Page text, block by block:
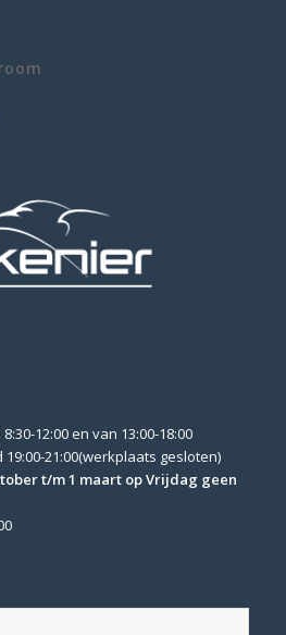
12:00 en van 13:00-18:00
21:00(werkplaats gesloten)
t/m 1 maart op Vrijdag geen